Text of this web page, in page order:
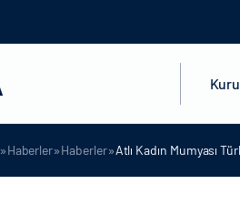
»Haberler»Haberler»Atlı Kadın Mumyası